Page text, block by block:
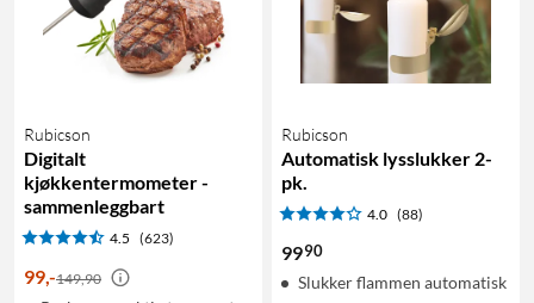
Rubicson
Digitalt
kjøkkentermometer -
sammenleggbart
4.5 (623)
99,-149,90
Rubicson
Automatisk lysslukker 2-
pk.
4.0 (88)
9990
Slukker flammen automatisk